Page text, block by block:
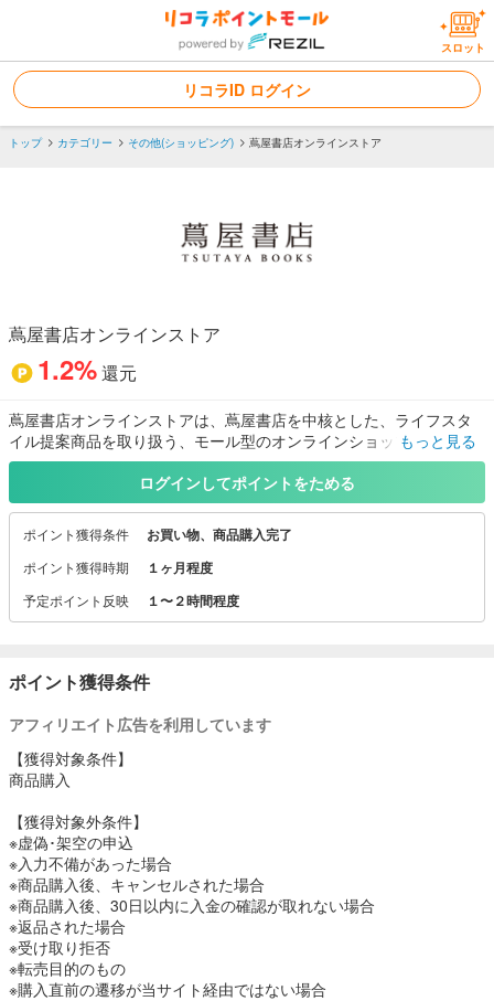
スロット
リコラID ログイン
トップ カテゴリー その他(ショッピング) 蔦屋書店オンラインストア
蔦屋書店オンラインストア
1.2%還元
蔦屋書店オンラインストアは、蔦屋書店を中核とした、ライフスタ
イル提案商品を取り扱う、モール型のオンラインショップです。・
全国の蔦屋書店・家電から厳選した商品を24時間ご購入頂けま
す。・蔦屋書店・家電でしか買えない限定商品もオンライン上でご
注文頂けます。
もっと見る
ログインしてポイントをためる
ポイント獲得条件 お買い物、商品購入完了
ポイント獲得時期 １ヶ月程度
予定ポイント反映 １〜２時間程度
ポイント獲得条件
アフィリエイト広告を利用しています
【獲得対象条件】
商品購入
【獲得対象外条件】
※虚偽･架空の申込
※入力不備があった場合
※商品購入後、キャンセルされた場合
※商品購入後、30日以内に入金の確認が取れない場合
※返品された場合
※受け取り拒否
※転売目的のもの
※購入直前の遷移が当サイト経由ではない場合